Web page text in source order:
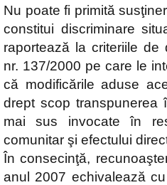
Nu poate fi primită
constitui discriminare
raportează la criteriile de
nr. 137/2000 pe care le
că modificările aduse
drept scop transpunerea
mai sus invocate în
comunitar şi efectului
În consecinţă,
anul 2007 echivalează